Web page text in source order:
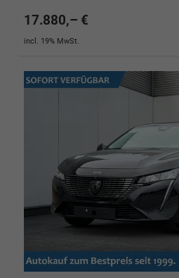
17.880,– €
incl. 19% MwSt.